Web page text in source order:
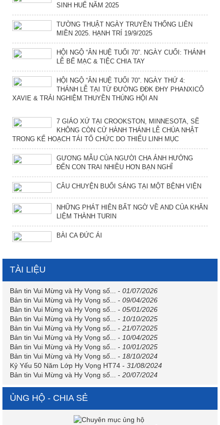
SINH HUẾ NĂM 2025
TƯỜNG THUẬT NGÀY TRUYỀN THỐNG LIÊN
MIỀN 2025. HẠNH TRÍ 19/9/2025
HỘI NGỘ “ÂN HUỆ TUỔI 70”. NGÀY CUỐI: THÁNH
LỄ BẾ MẠC & TIỆC CHIA TAY
HỘI NGỘ “ÂN HUỆ TUỔI 70”. NGÀY THỨ 4:
THÁNH LỄ TẠI TỪ ĐƯỜNG ĐĐK ĐHY PHANXICÔ
XAVIE & TRẢI NGHIỆM THUYỀN THÚNG HỘI AN
7 GIÁO XỨ TẠI CROOKSTON, MINNESOTA, SẼ
KHÔNG CÒN CỬ HÀNH THÁNH LỄ CHÚA NHẬT
TRONG KẾ HOẠCH TÁI TỔ CHỨC DO THIẾU LINH MỤC
GƯƠNG MẪU CỦA NGƯỜI CHA ẢNH HƯỞNG
ĐẾN CON TRAI NHIỀU HƠN BẠN NGHĨ
CÂU CHUYỆN BUỔI SÁNG TẠI MỘT BỆNH VIỆN
NHỮNG PHÁT HIÊN BẤT NGỜ VỀ AND CỦA KHĂN
LIỆM THÀNH TURIN
BÀI CA ĐỨC ÁI
TÀI LIỆU
Bản tin Vui Mừng và Hy Vọng số... - 01/07/2026
Bản tin Vui Mừng và Hy Vọng số... - 09/04/2026
Bản tin Vui Mừng và Hy Vọng số... - 05/01/2026
Bản tin Vui Mừng và Hy Vọng số... - 10/10/2025
Bản tin Vui Mừng và Hy Vọng số... - 21/07/2025
Bản tin Vui Mừng và Hy Vọng số... - 10/04/2025
Bản tin Vui Mừng và Hy Vọng số... - 10/01/2025
Bản tin Vui Mừng và Hy Vọng số... - 18/10/2024
Kỷ Yếu 50 Năm Lớp Hy Vọng HT74 - 31/08/2024
Bản tin Vui Mừng và Hy Vọng số... - 20/07/2024
ỦNG HỘ - CHIA SẺ